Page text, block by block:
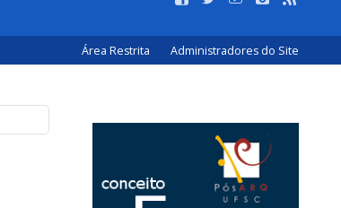
Área Restrita Administradores do Site